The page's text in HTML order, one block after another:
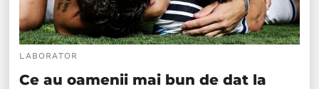
LABORATOR
Ce au oamenii mai bun de dat la